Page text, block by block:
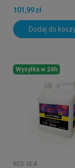
101,99 zł
Dodaj do
Wysyłka w 24h
RED SEA